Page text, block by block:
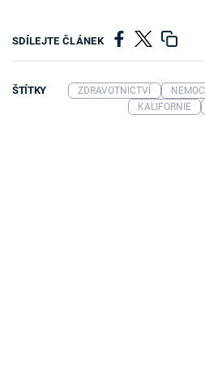
SDÍLEJTE ČLÁNEK
ŠTÍTKY ZDRAVOTNICTVÍ NEMOCI
KALIFORNIE